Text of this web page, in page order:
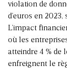
violation de
d’euros en
L’impact
où les
atteindre 4 % de
enfreignent le